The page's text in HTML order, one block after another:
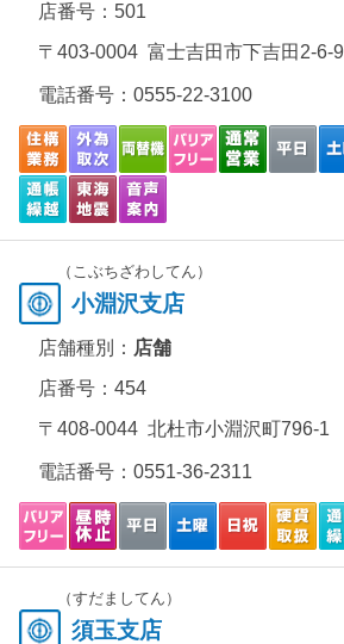
店番号：501
〒403-0004 富士吉田市下吉田2-6-9
電話番号： 0555-22-3100
（こぶちざわしてん）
小淵沢支店
店舗種別： 店舗
店番号：454
〒408-0044 北杜市小淵沢町796-1
電話番号： 0551-36-2311
（すだましてん）
須玉支店